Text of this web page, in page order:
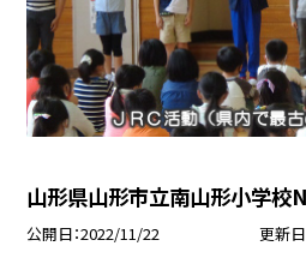
山形県山形市立南山形小学校
公開日 2022/11/22 更新日